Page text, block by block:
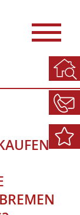
BREMEN